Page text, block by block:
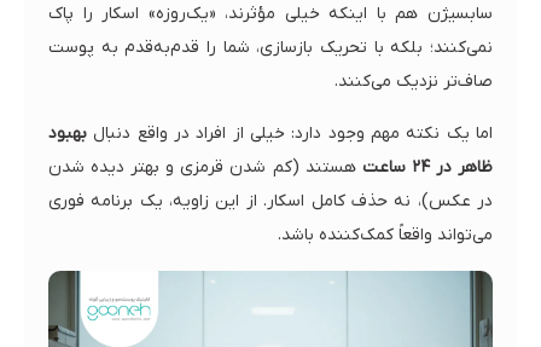
سابسیژن هم با اینکه خیلی مؤثرند، «یک‌روزه» اسکار را پاک
نمی‌کنند؛ بلکه با تحریک بازسازی، شما را قدم‌به‌قدم به پوست
صاف‌تر نزدیک می‌کنند.
اما یک نکته مهم وجود دارد: خیلی از افراد در واقع دنبال بهبود
ظاهر در ۲۴ ساعت
هستند (کم شدن قرمزی و بهتر دیده شدن
در عکس)، نه حذف کامل اسکار. از این زاویه، یک برنامه فوری
می‌تواند واقعاً کمک‌کننده باشد.